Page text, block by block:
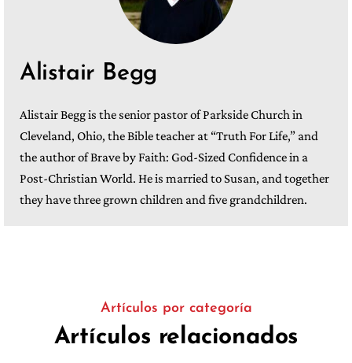
Alistair Begg
Alistair Begg is the senior pastor of Parkside Church in
Cleveland, Ohio, the Bible teacher at “Truth For Life,” and
the author of Brave by Faith: God-Sized Confidence in a
Post-Christian World. He is married to Susan, and together
they have three grown children and five grandchildren.
Artículos por categoría
Artículos relacionados